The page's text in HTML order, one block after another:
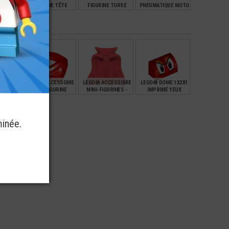
FIGURINE TÊTE
ENFANT 2
EXPRESSIONS (8C)
FIGURINE TORSE
PNEUMATIQUE MOTO
STAR-
LEGO® ACCESSOIRE
MINI-FIGURINE
LEGO® ACCESSOIRE
MINI-FIGURINES -
LEGO® DOME 1X2X1
IMPRIMÉ YEUX